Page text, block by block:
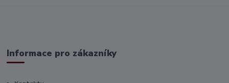
Informace pro zákazníky